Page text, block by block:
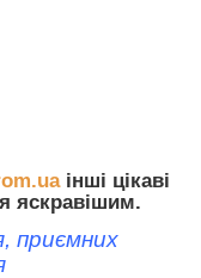
інші цікаві
яскравішим.